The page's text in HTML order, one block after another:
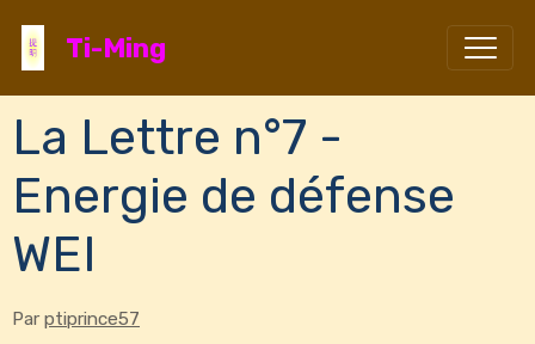
Ti-Ming
La Lettre n°7 -
Energie de défense
WEI
Par ptiprince57